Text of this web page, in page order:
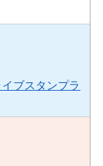
ブスタンプラ